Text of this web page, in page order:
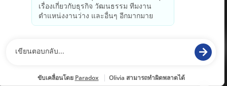
กรรมสิทธิ์ของ Marriott
paradox.ai